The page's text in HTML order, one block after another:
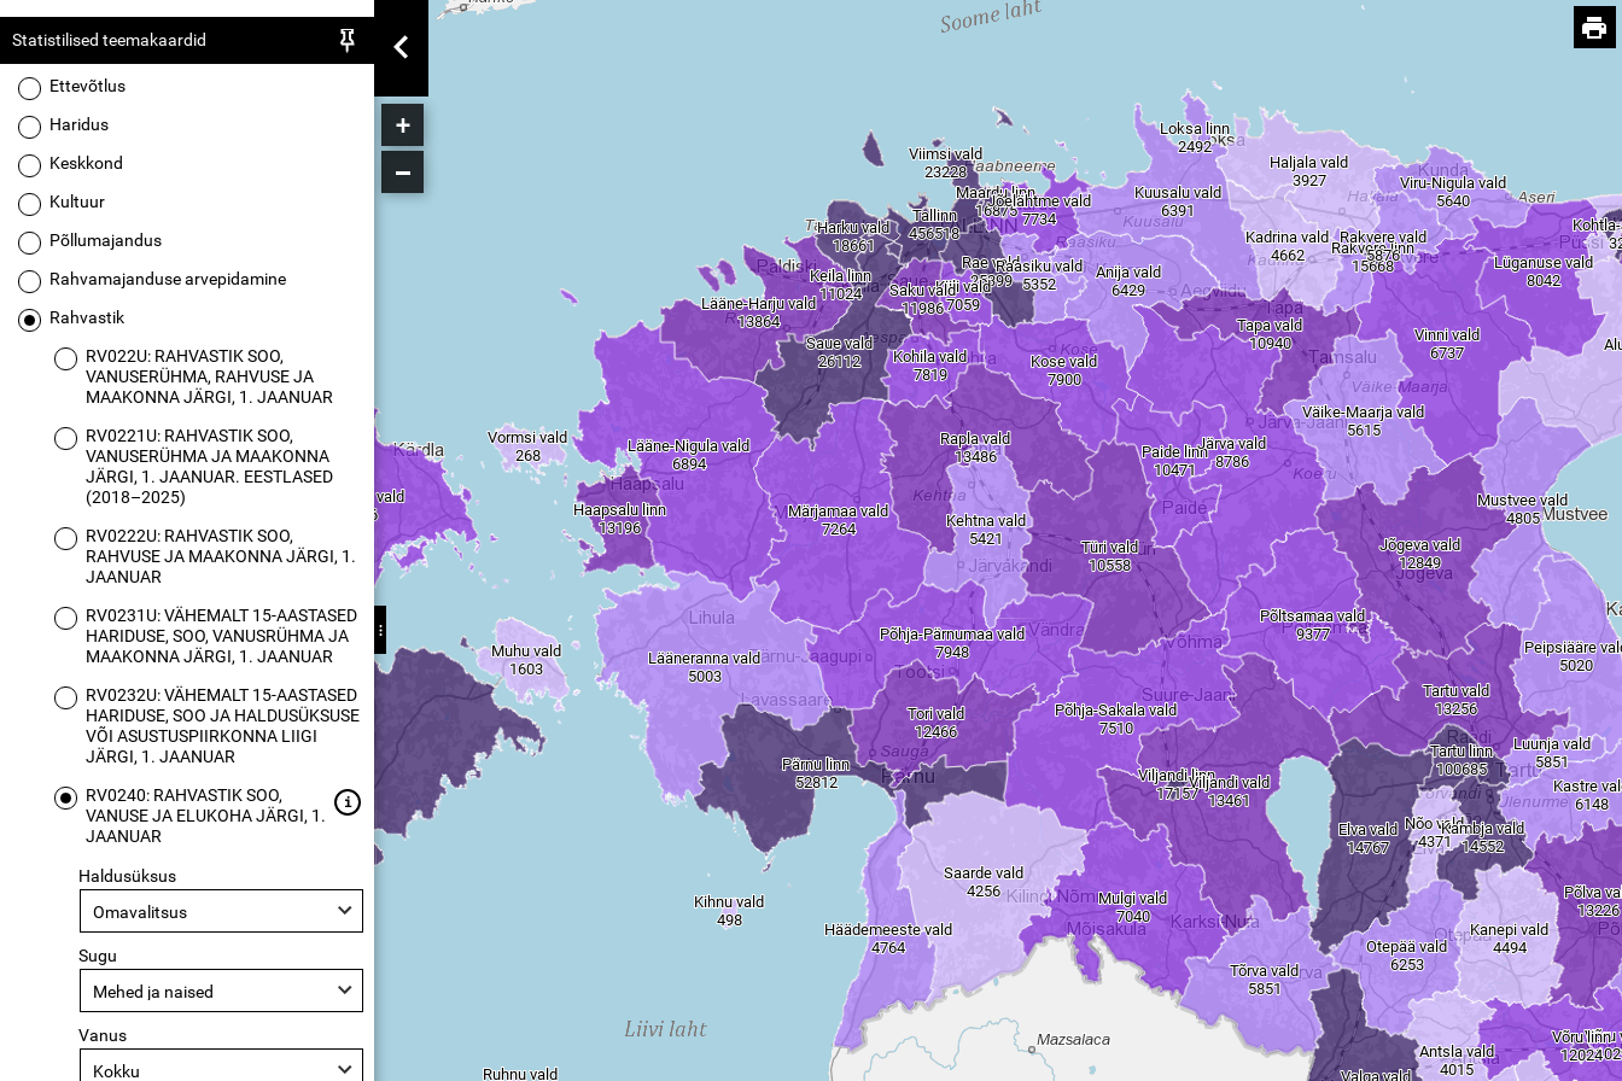
Statistilised teemakaardid
Ettevõtlus
Haridus
Keskkond
Kultuur
Põllumajandus
Rahvamajanduse arvepidamine
Rahvastik
RV022U: RAHVASTIK SOO,
VANUSERÜHMA, RAHVUSE JA
MAAKONNA JÄRGI, 1. JAANUAR
RV0221U: RAHVASTIK SOO,
VANUSERÜHMA JA MAAKONNA
JÄRGI, 1. JAANUAR. EESTLASED
(2018–2025)
RV0222U: RAHVASTIK SOO,
RAHVUSE JA MAAKONNA JÄRGI, 1.
JAANUAR
RV0231U: VÄHEMALT 15-AASTASED
HARIDUSE, SOO, VANUSRÜHMA JA
MAAKONNA JÄRGI, 1. JAANUAR
RV0232U: VÄHEMALT 15-AASTASED
HARIDUSE, SOO JA HALDUSÜKSUSE
VÕI ASUSTUSPIIRKONNA LIIGI
JÄRGI, 1. JAANUAR
RV0240: RAHVASTIK SOO,
VANUSE JA ELUKOHA JÄRGI, 1.
JAANUAR
Haldusüksus
Omavalitsus
Sugu
Mehed ja naised
Vanus
Kokku